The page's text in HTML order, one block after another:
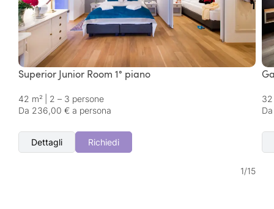
Superior Junior Room 1° piano
42 m²
2 – 3 persone
Da 236,00 € a persona
Dettagli Richiedi
32
1/15